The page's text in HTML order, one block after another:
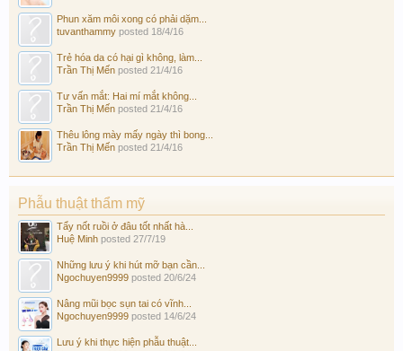
Phun xăm môi xong có phải dặm...
tuvanthammy posted 18/4/16
Trẻ hóa da có hại gì không, làm...
Trần Thị Mến posted 21/4/16
Tư vấn mắt: Hai mí mắt không...
Trần Thị Mến posted 21/4/16
Thêu lông mày mấy ngày thì bong...
Trần Thị Mến posted 21/4/16
Phẫu thuật thẩm mỹ
Tẩy nốt ruồi ở đâu tốt nhất hà...
Huệ Minh posted 27/7/19
Những lưu ý khi hút mỡ bạn cần...
Ngochuyen9999 posted 20/6/24
Nâng mũi bọc sụn tai có vĩnh...
Ngochuyen9999 posted 14/6/24
Lưu ý khi thực hiện phẫu thuật...